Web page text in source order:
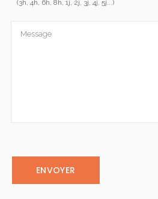
(3h, 4h, 6h, 8h, 1j, 2j, 3j, 4j, 5j...)